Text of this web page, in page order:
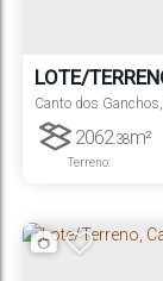
LOTE/
Canto dos Ganchos,
Terreno:
2062 .38m²